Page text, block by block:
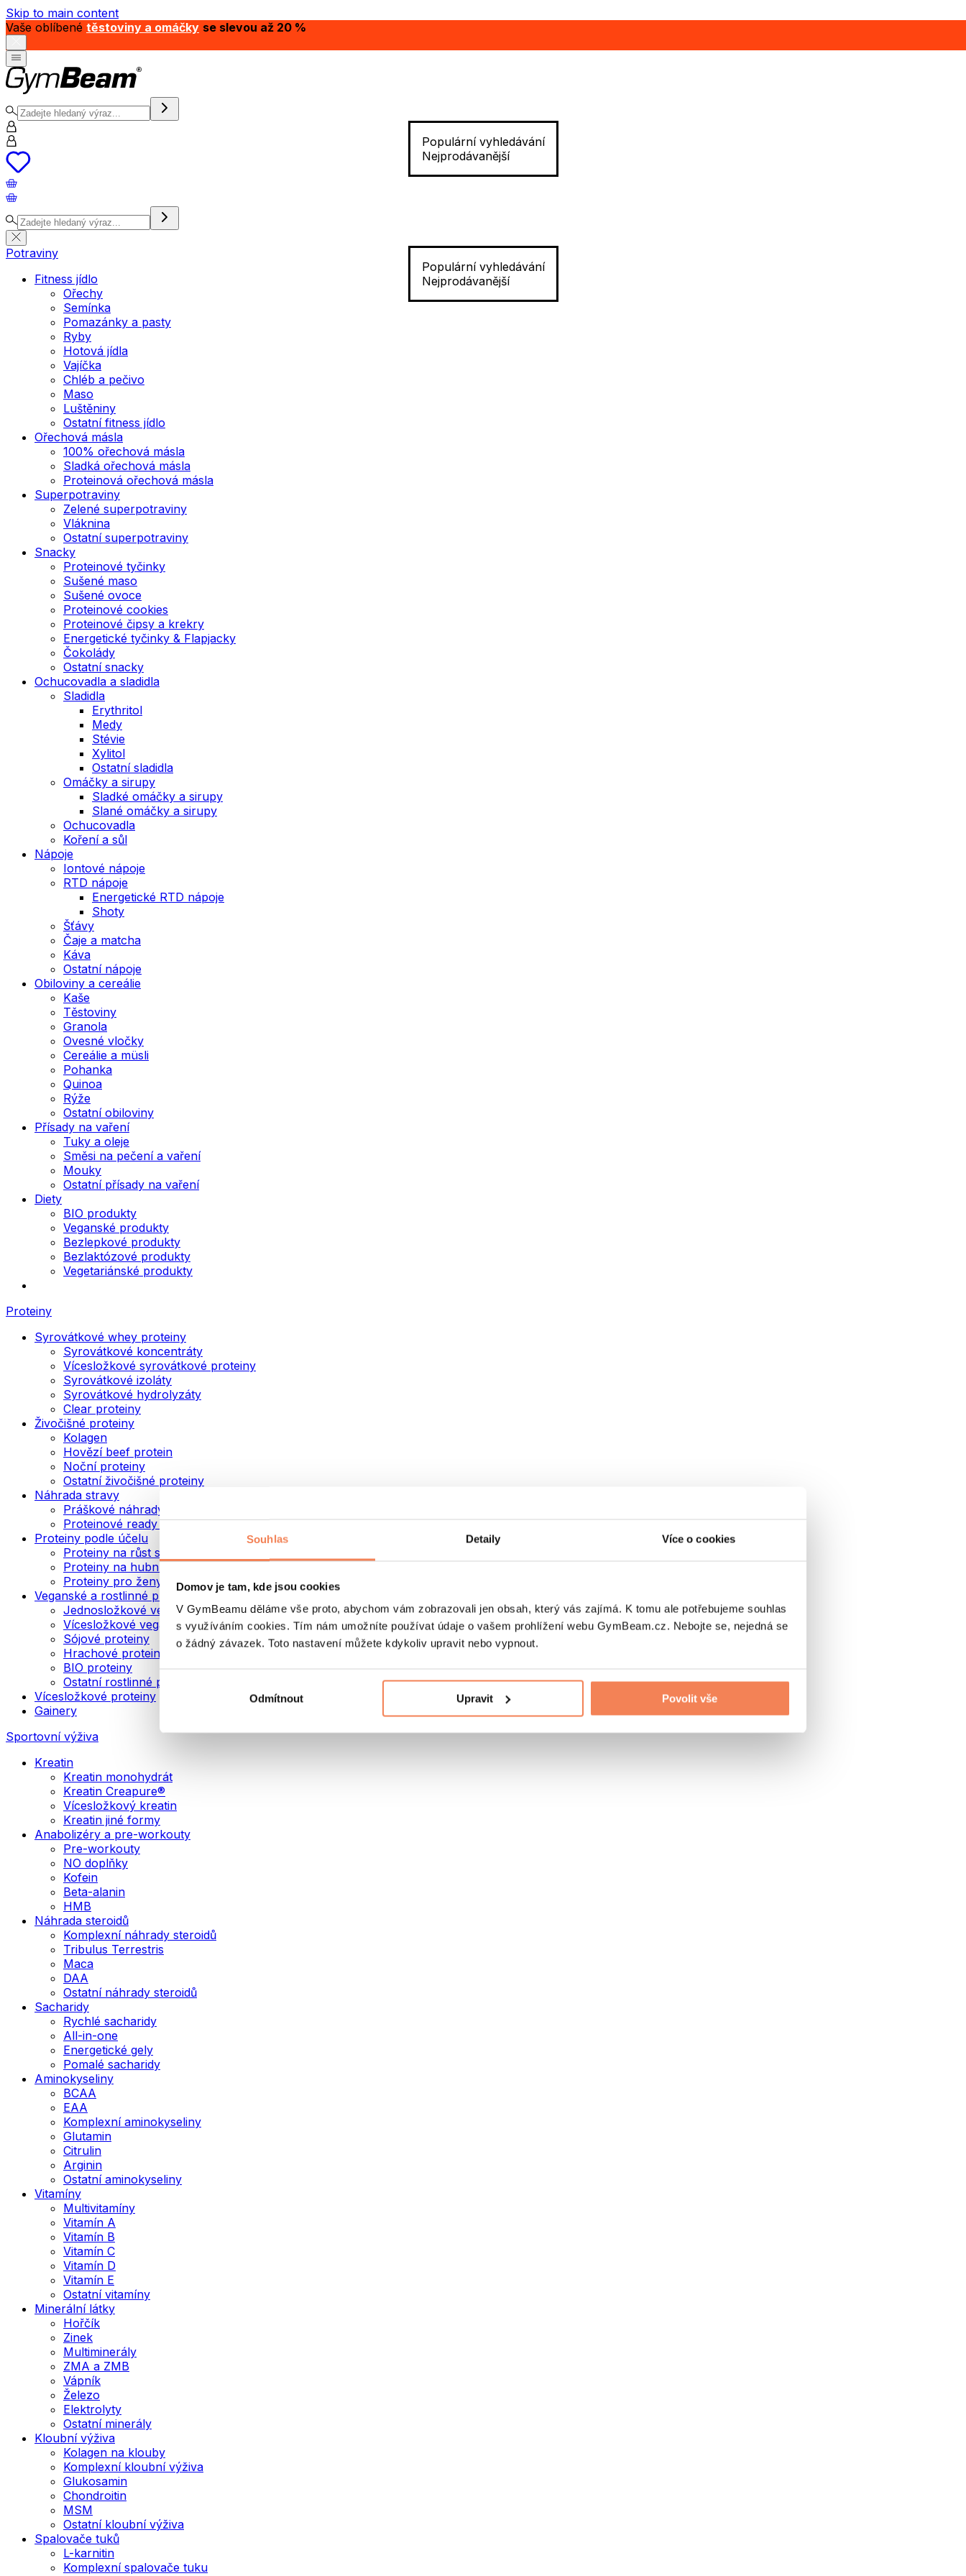
Souhlas Detaily Více o cookies
Domov je tam, kde jsou cookies
V GymBeamu děláme vše proto, abychom vám zobrazovali jen obsah, který vás zajímá. K tomu ale potřebujeme souhlas
s využíváním cookies. Tím nám umožníte používat údaje o vašem prohlížení webu GymBeam.cz. Nebojte se, nejedná se
o žádný závazek. Toto nastavení můžete kdykoliv upravit nebo vypnout.
Odmítnout Upravit Povolit vše
Skip to main content
Vaše oblíbené těstoviny a omáčky se slevou až 20 %
Populární vyhledávání
Nejprodávanější
Populární vyhledávání
Nejprodávanější
Potraviny
Fitness jídlo
Ořechy
Semínka
Pomazánky a pasty
Ryby
Hotová jídla
Vajíčka
Chléb a pečivo
Maso
Luštěniny
Ostatní fitness jídlo
Ořechová másla
100% ořechová másla
Sladká ořechová másla
Proteinová ořechová másla
Superpotraviny
Zelené superpotraviny
Vláknina
Ostatní superpotraviny
Snacky
Proteinové tyčinky
Sušené maso
Sušené ovoce
Proteinové cookies
Proteinové čipsy a krekry
Energetické tyčinky & Flapjacky
Čokolády
Ostatní snacky
Ochucovadla a sladidla
Sladidla
Erythritol
Medy
Stévie
Xylitol
Ostatní sladidla
Omáčky a sirupy
Sladké omáčky a sirupy
Slané omáčky a sirupy
Ochucovadla
Koření a sůl
Nápoje
Iontové nápoje
RTD nápoje
Energetické RTD nápoje
Shoty
Šťávy
Čaje a matcha
Káva
Ostatní nápoje
Obiloviny a cereálie
Kaše
Těstoviny
Granola
Ovesné vločky
Cereálie a müsli
Pohanka
Quinoa
Rýže
Ostatní obiloviny
Přísady na vaření
Tuky a oleje
Směsi na pečení a vaření
Mouky
Ostatní přísady na vaření
Diety
BIO produkty
Veganské produkty
Bezlepkové produkty
Bezlaktózové produkty
Vegetariánské produkty
Proteiny
Syrovátkové whey proteiny
Syrovátkové koncentráty
Vícesložkové syrovátkové proteiny
Syrovátkové izoláty
Syrovátkové hydrolyzáty
Clear proteiny
Živočišné proteiny
Kolagen
Hovězí beef protein
Noční proteiny
Ostatní živočišné proteiny
Náhrada stravy
Práškové náhrady stravy
Proteinové ready to drink nápoje
Proteiny podle účelu
Proteiny na růst svalů
Proteiny na hubnutí
Proteiny pro ženy
Veganské a rostlinné proteiny
Jednosložkové veganské proteiny
Vícesložkové veganské proteiny
Sójové proteiny
Hrachové proteiny
BIO proteiny
Ostatní rostlinné proteiny
Vícesložkové proteiny
Gainery
Sportovní výživa
Kreatin
Kreatin monohydrát
Kreatin Creapure®
Vícesložkový kreatin
Kreatin jiné formy
Anabolizéry a pre-workouty
Pre-workouty
NO doplňky
Kofein
Beta-alanin
HMB
Náhrada steroidů
Komplexní náhrady steroidů
Tribulus Terrestris
Maca
DAA
Ostatní náhrady steroidů
Sacharidy
Rychlé sacharidy
All-in-one
Energetické gely
Pomalé sacharidy
Aminokyseliny
BCAA
EAA
Komplexní aminokyseliny
Glutamin
Citrulin
Arginin
Ostatní aminokyseliny
Vitamíny
Multivitamíny
Vitamín A
Vitamín B
Vitamín C
Vitamín D
Vitamín E
Ostatní vitamíny
Minerální látky
Hořčík
Zinek
Multiminerály
ZMA a ZMB
Vápník
Železo
Elektrolyty
Ostatní minerály
Kloubní výživa
Kolagen na klouby
Komplexní kloubní výživa
Glukosamin
Chondroitin
MSM
Ostatní kloubní výživa
Spalovače tuků
L-karnitin
Komplexní spalovače tuku